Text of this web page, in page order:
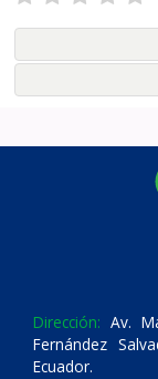
Dirección: Av.
Fernández
Ecuador.